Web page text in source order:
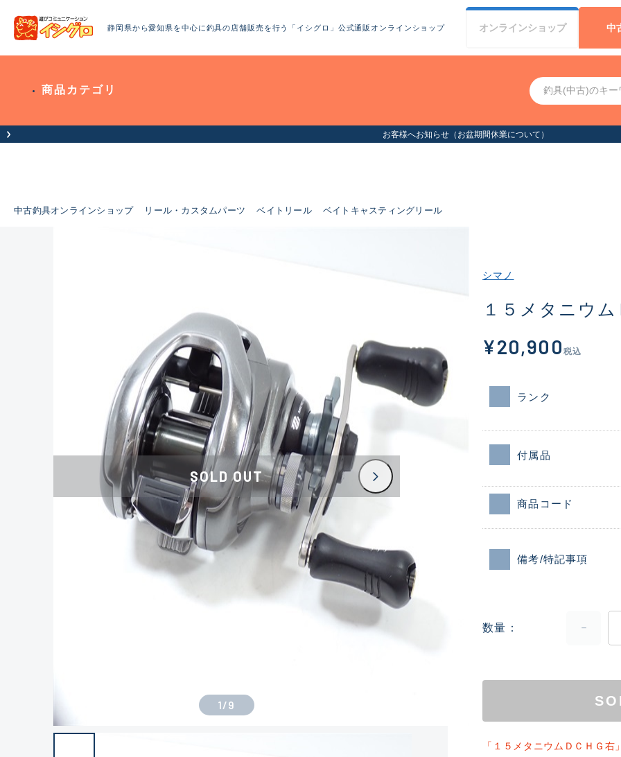
静岡県から愛知県を中心に釣具の店舗販売を行う「イシグロ」公式通販オンラインショップ オンラインショップ 中
商品カテゴリ
お客様へお知らせ（お盆期間休業について）
中古釣具オンラインショップ リール・カスタムパーツ ベイトリール ベイトキャスティングリール
SOLD OUT
1/9
シマノ
１５メタニウ
¥20,900 税込
ランク
付属品
商品コード
備考/特記事項
数量
「１５メタニウムＤＣＨＧ右